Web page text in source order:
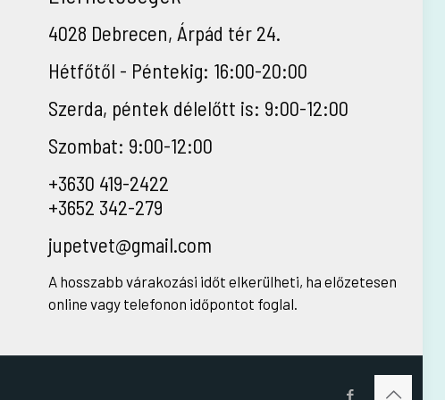
4028 Debrecen, Árpád tér 24.
Hétfőtől - Péntekig: 16:00-20:00
Szerda, péntek délelőtt is: 9:00-12:00
Szombat: 9:00-12:00
+3630 419-2422
+3652 342-279
jupetvet@gmail.com
A hosszabb várakozási időt elkerülheti, ha előzetesen
online vagy telefonon időpontot foglal.